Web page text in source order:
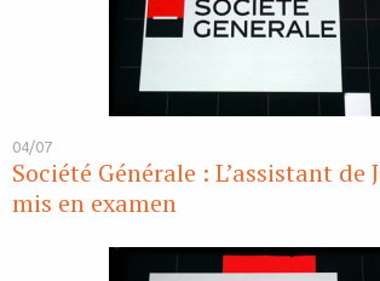
04/07
Société Générale : L’assistant de
mis en examen